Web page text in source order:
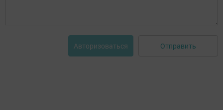
Авторизоваться Отправить